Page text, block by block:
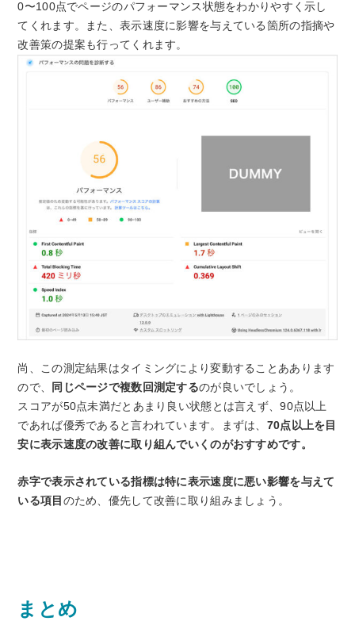
0〜100点でページのパフォーマンス状態をわかりやすく示し
てくれます。また、表示速度に影響を与えている箇所の指摘や
改善策の提案も行ってくれます。
尚、この測定結果はタイミングにより変動することああります
ので、
同じページで複数回測定するのが良いでしょう。
スコアが50点未満だとあまり良い状態とは言えず、90点以上
であれば優秀であると言われています。まずは、 70点以上を目
安に表示速度の改善に取り組んでいくのがおすすめです。
赤字で表示されている指標は特に表示速度に悪い影響を与えて
いる項目 のため、優先して改善に取り組みましょう。
まとめ